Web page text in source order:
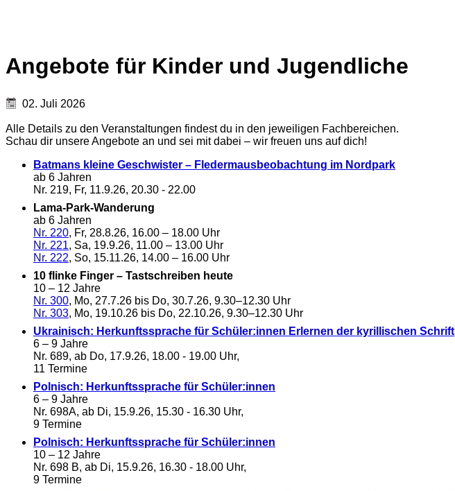
Angebote für Kinder und Jugendliche
02. Juli 2026
Alle Details zu den Veranstaltungen findest du in den jeweiligen Fachbereichen.
Schau dir unsere Angebote an und sei mit dabei – wir freuen uns auf dich!
Batmans kleine Geschwister – Fledermausbeobachtung im Nordpark
ab 6 Jahren
Nr. 219, Fr, 11.9.26, 20.30 - 22.00
Lama-Park-Wanderung
ab 6 Jahren
Nr. 220, Fr, 28.8.26, 16.00 – 18.00 Uhr
Nr. 221, Sa, 19.9.26, 11.00 – 13.00 Uhr
Nr. 222, So, 15.11.26, 14.00 – 16.00 Uhr
10 flinke Finger – Tastschreiben heute
10 – 12 Jahre
Nr. 300, Mo, 27.7.26 bis Do, 30.7.26, 9.30–12.30 Uhr
Nr. 303, Mo, 19.10.26 bis Do, 22.10.26, 9.30–12.30 Uhr
Ukrainisch: Herkunftssprache für Schüler:innen Erlernen der kyrillischen Schrift
6 – 9 Jahre
Nr. 689, ab Do, 17.9.26, 18.00 - 19.00 Uhr,
11 Termine
Polnisch: Herkunftssprache für Schüler:innen
6 – 9 Jahre
Nr. 698A, ab Di, 15.9.26, 15.30 - 16.30 Uhr,
9 Termine
Polnisch: Herkunftssprache für Schüler:innen
10 – 12 Jahre
Nr. 698 B, ab Di, 15.9.26, 16.30 - 18.00 Uhr,
9 Termine